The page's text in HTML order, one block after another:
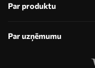
Par produktu
Par uzņēmumu